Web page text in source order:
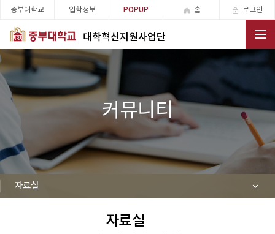
대학혁신지원사업단
전체메뉴
중부대학교 입학정보 POPUP 홈 로그인
커뮤니티
자료실
자료실